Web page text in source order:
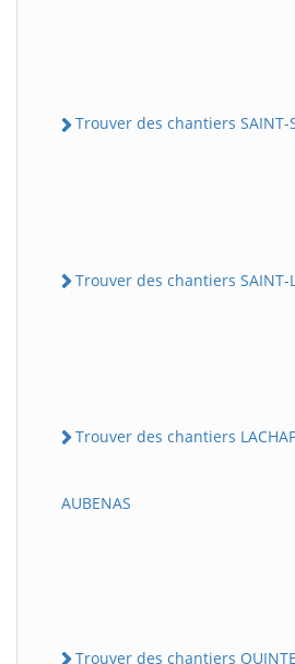
Trouver des chantiers SAINT-
Trouver des chantiers SAINT-
Trouver des chantiers
AUBENAS
Trouver des chantiers